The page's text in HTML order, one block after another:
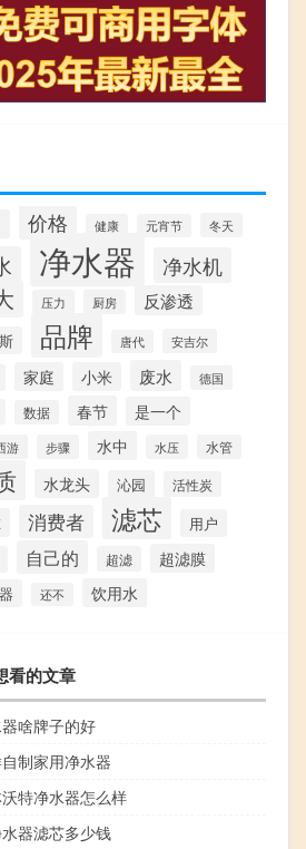
价格 健康 元宵节 冬天
净水器 净水机
压力 厨房 反渗透
品牌 唐代 安吉尔
家庭 小米 废水 德国
数据 春节 是一个
游 步骤 水中 水压 水管
水龙头 沁园 活性炭
消费者 滤芯 用户
自己的 超滤 超滤膜
还不 饮用水
看的文章
啥牌子的好
制家用净水器
特净水器怎么样
器滤芯多少钱